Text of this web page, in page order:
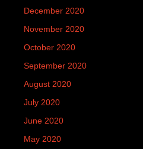
December 2020
November 2020
October 2020
September 2020
August 2020
July 2020
June 2020
May 2020